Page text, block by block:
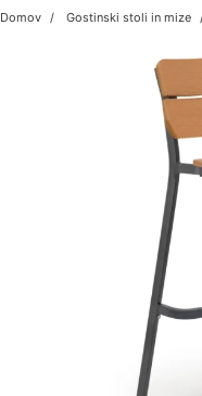
Domov Gostinski stoli in mize